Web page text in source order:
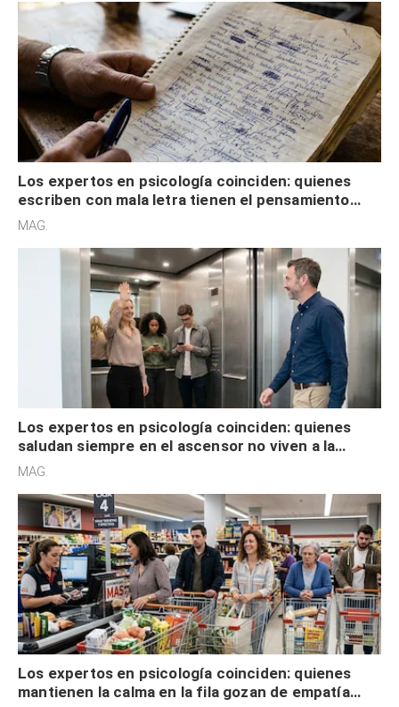
Los expertos en psicología coinciden: quienes
escriben con mala letra tienen el pensamiento
acelerado y no lo hacen por desinterés
MAG.
Los expertos en psicología coinciden: quienes
saludan siempre en el ascensor no viven a la
defensiva y tienen apertura social
MAG.
Los expertos en psicología coinciden: quienes
mantienen la calma en la fila gozan de empatía